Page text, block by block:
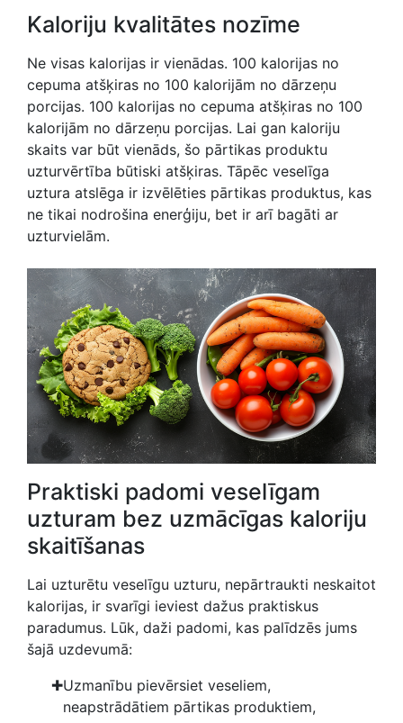
Kaloriju kvalitātes nozīme
Ne visas kalorijas ir vienādas. 100 kalorijas no
cepuma atšķiras no 100 kalorijām no dārzeņu
porcijas. 100 kalorijas no cepuma atšķiras no 100
kalorijām no dārzeņu porcijas. Lai gan kaloriju
skaits var būt vienāds, šo pārtikas produktu
uzturvērtība būtiski atšķiras. Tāpēc veselīga
uztura atslēga ir izvēlēties pārtikas produktus, kas
ne tikai nodrošina enerģiju, bet ir arī bagāti ar
uzturvielām.
Praktiski padomi veselīgam
uzturam bez uzmācīgas kaloriju
skaitīšanas
Lai uzturētu veselīgu uzturu, nepārtraukti neskaitot
kalorijas, ir svarīgi ieviest dažus praktiskus
paradumus. Lūk, daži padomi, kas palīdzēs jums
šajā uzdevumā:
Uzmanību pievērsiet veseliem,
neapstrādātiem pārtikas produktiem,